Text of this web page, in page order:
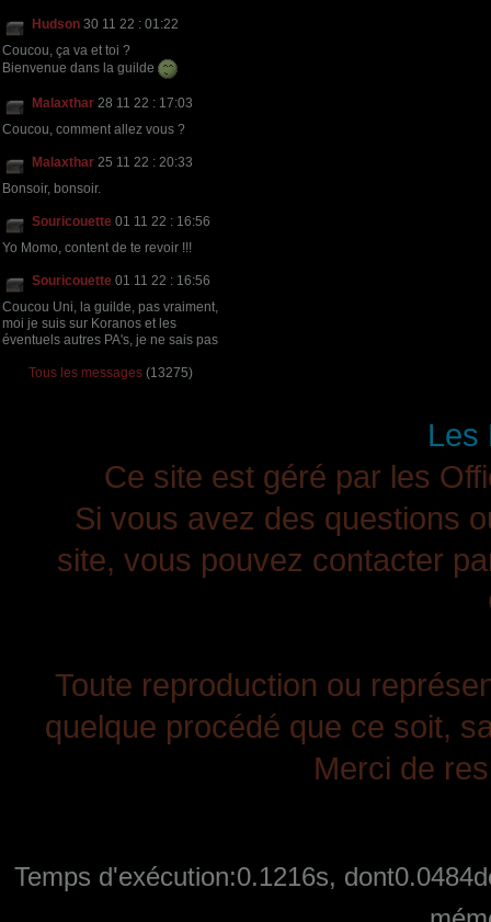
Hudson 30 11 22 : 01:22
Coucou, ça va et toi ?
Bienvenue dans la guilde
Malaxthar 28 11 22 : 17:03
Coucou, comment allez vous ?
Malaxthar 25 11 22 : 20:33
Bonsoir, bonsoir.
Souricouette 01 11 22 : 16:56
Yo Momo, content de te revoir !!!
Souricouette 01 11 22 : 16:56
Coucou Uni, la guilde, pas vraiment,
moi je suis sur Koranos et les
éventuels autres PA's, je ne sais pas
Tous les messages (13275)
Les
Ce site est géré par les
Si vous avez des questions
site, vous pouvez contacter
Toute reproduction ou
quelque procédé que ce soit,
Merci de
Temps d'exécution:0.1216s,